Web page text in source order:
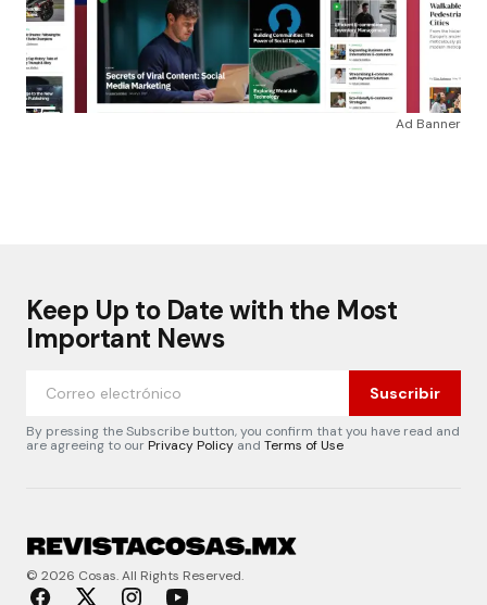
Ad Banner
Keep Up to Date with the Most
Important News
Suscribir
By pressing the Subscribe button, you confirm that you have read and
are agreeing to ourPrivacy Policy and Terms of Use
© 2026 Cosas. All Rights Reserved.